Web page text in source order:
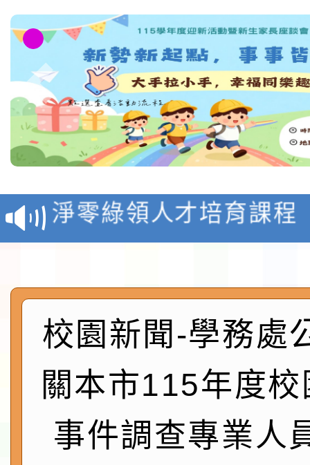
教育部校安中心白海豚
報
淨零綠領人才培育課程
檢送桃園市115學年度
及師生本土語及新住民
實施要點各1份
115年食農教育專業人
程
函轉國家通訊傳播委員
鎮韌性（防空）演習－
速演練執行計畫」
「115年金融知識線上
法」
第3次招考代課鐘點教
檢送「桃園市115學年
校園新聞-學務處
關本市115年度
事件調查專業人